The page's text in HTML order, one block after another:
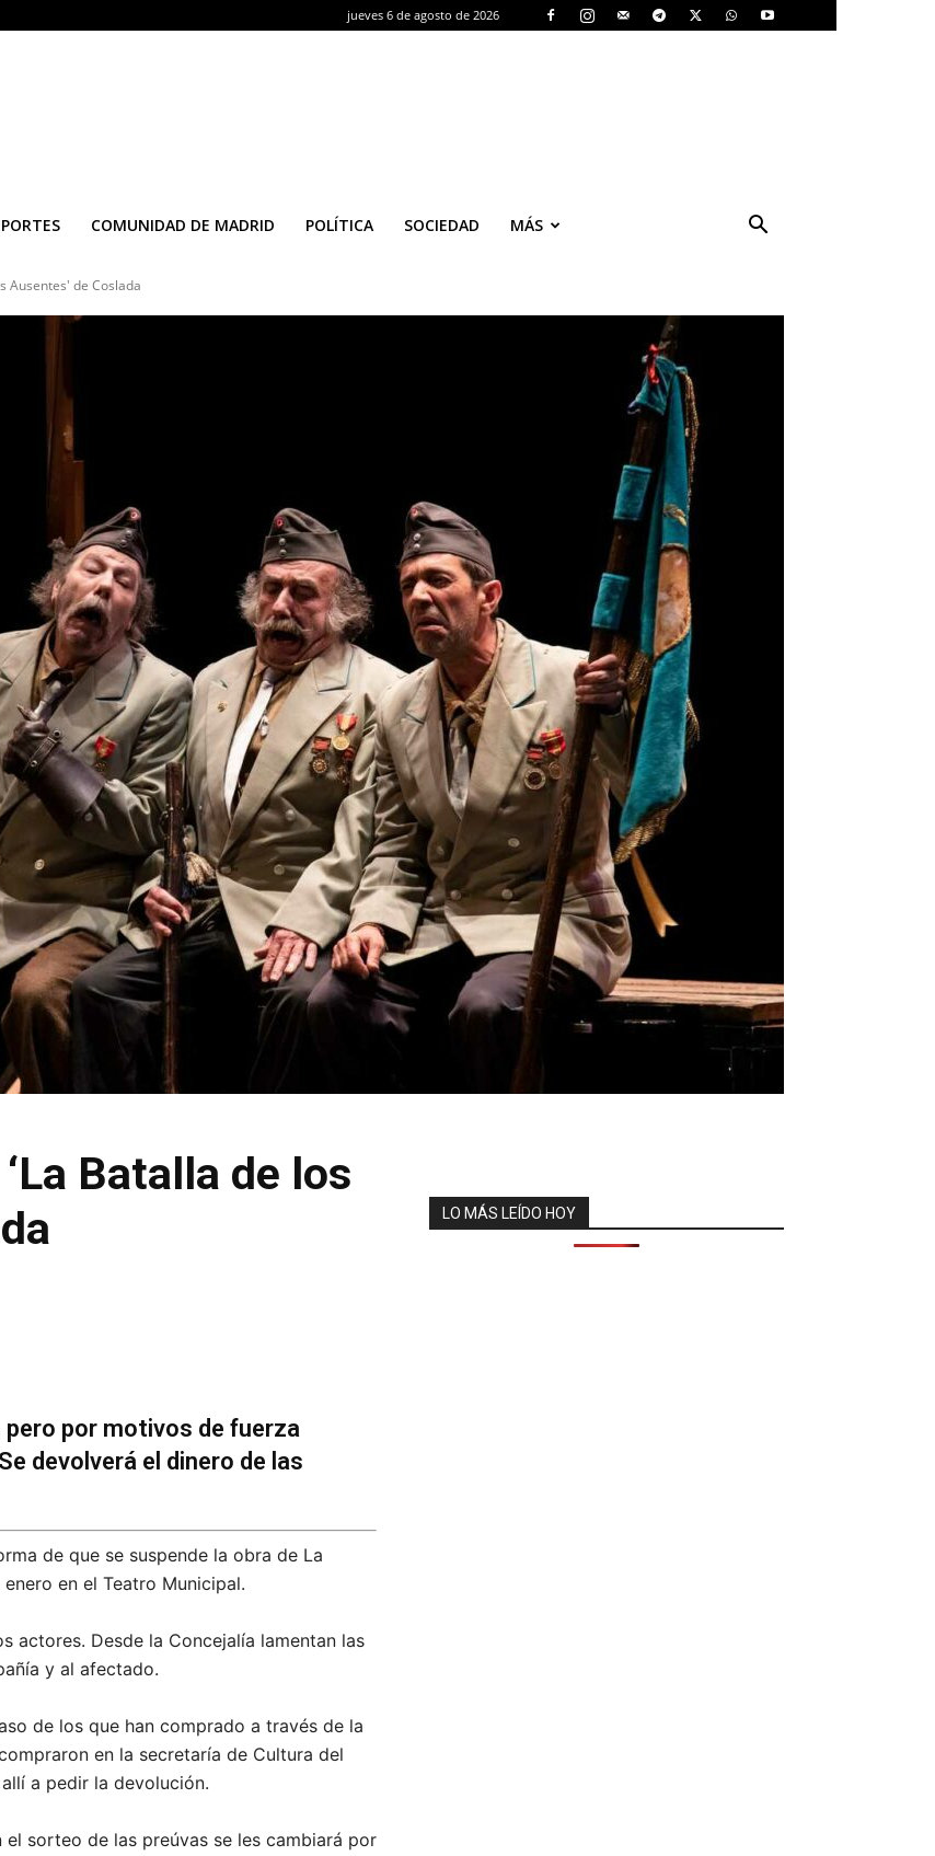
jueves 6 de agosto de 2026
COMUNIDAD DE MADRID POLÍTICA SOCIEDAD MÁS
Ausentes' de Coslada
Batalla de los
pero por motivos de fuerza
devolverá el dinero de las
de que se suspende la obra de La
en el Teatro Municipal.
actores. Desde la Concejalía lamentan las
y al afectado.
de los que han comprado a través de la
en la secretaría de Cultura del
a pedir la devolución.
sorteo de las preúvas se les cambiará por
LO MÁS LEÍDO HOY